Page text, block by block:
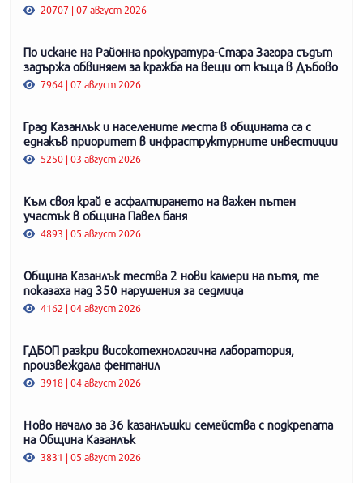
20707 | 07 август 2026
По искане на Районна прокуратура-Стара Загора съдът
задържа обвиняем за кражба на вещи от къща в Дъбово
7964 | 07 август 2026
Град Казанлък и населените места в общината са с
еднакъв приоритет в инфраструктурните инвестиции
5250 | 03 август 2026
Към своя край е асфалтирането на важен пътен
участък в община Павел баня
4893 | 05 август 2026
Община Казанлък тества 2 нови камери на пътя, те
показаха над 350 нарушения за седмица
4162 | 04 август 2026
ГДБОП разкри високотехнологична лаборатория,
произвеждала фентанил
3918 | 04 август 2026
Ново начало за 36 казанлъшки семейства с подкрепата
на Община Казанлък
3831 | 05 август 2026